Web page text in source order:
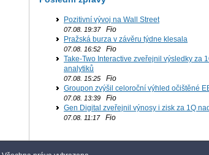
Pozitivní vývoj na Wall Street
07.08. 19:37Fio
Pražská burza v závěru týdne klesala
07.08. 16:52 Fio
Take-Two Interactive zveřejnil výsledky za
analytiků
07.08. 15:25 Fio
Groupon zvýšil celoroční výhled očištěné
07.08. 13:39 Fio
Gen Digital zveřejnil výnosy i zisk za 1Q
07.08. 11:17Fio